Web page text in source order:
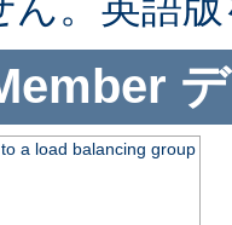
a load balancing group